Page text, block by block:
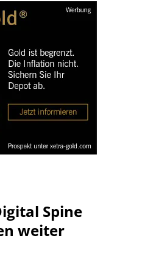
Spine
weiter